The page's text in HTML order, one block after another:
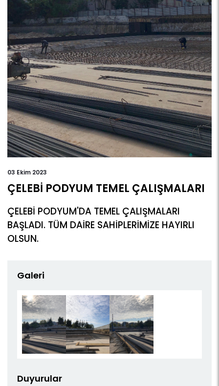
03 Ekim 2023
ÇELEBİ PODYUM TEMEL ÇALIŞMALARI
ÇELEBİ PODYUM'DA TEMEL ÇALIŞMALARI
BAŞLADI. TÜM DAİRE SAHİPLERİMİZE HAYIRLI
OLSUN.
Galeri
Duyurular